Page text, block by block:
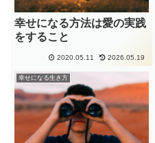
幸せになる方法は愛の実践
をすること
2020.05.11 2026.05.19
幸せになる生き方